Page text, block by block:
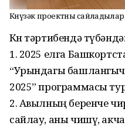
Көнүзәк проектны сайладылар
Көн тәртибендә
1. 2025 елга
“Урындагы
2025” программасы
2. Авылның беренче
сайлау, аны чишү,